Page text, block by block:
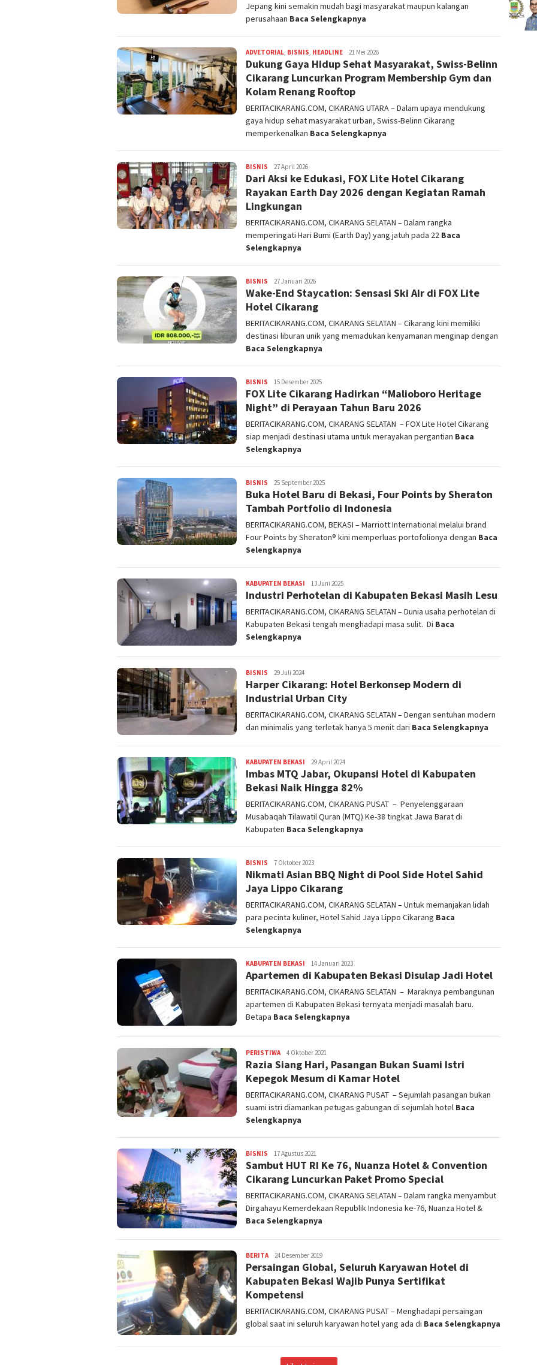
Jepang kini semakin mudah bagi masyarakat maupun kalangan
perusahaan Baca Selengkapnya
ADVETORIAL, BISNIS, HEADLINE admin
21 Mei 2026
Dukung Gaya Hidup Sehat Masyarakat, Swiss-Belinn
Cikarang Luncurkan Program Membership Gym dan
Kolam Renang Rooftop
BERITACIKARANG.COM, CIKARANG UTARA – Dalam upaya mendukung
gaya hidup sehat masyarakat urban, Swiss-Belinn Cikarang
memperkenalkan Baca Selengkapnya
BISNIS admin
27 April 2026
Dari Aksi ke Edukasi, FOX Lite Hotel Cikarang
Rayakan Earth Day 2026 dengan Kegiatan Ramah
Lingkungan
BERITACIKARANG.COM, CIKARANG SELATAN – Dalam rangka
memperingati Hari Bumi (Earth Day) yang jatuh pada 22 Baca
Selengkapnya
BISNIS admin
27 Januari 2026
Wake-End Staycation: Sensasi Ski Air di FOX Lite
Hotel Cikarang
BERITACIKARANG.COM, CIKARANG SELATAN – Cikarang kini memiliki
destinasi liburan unik yang memadukan kenyamanan menginap dengan
Baca Selengkapnya
BISNIS admin
15 Desember 2025
FOX Lite Cikarang Hadirkan “Malioboro Heritage
Night” di Perayaan Tahun Baru 2026
BERITACIKARANG.COM, CIKARANG SELATAN – FOX Lite Hotel Cikarang
siap menjadi destinasi utama untuk merayakan pergantian Baca
Selengkapnya
BISNIS admin
25 September 2025
Buka Hotel Baru di Bekasi, Four Points by Sheraton
Tambah Portfolio di Indonesia
BERITACIKARANG.COM, BEKASI – Marriott International melalui brand
Four Points by Sheraton® kini memperluas portofolionya dengan Baca
Selengkapnya
KABUPATEN BEKASI admin
13 Juni 2025
Industri Perhotelan di Kabupaten Bekasi Masih Lesu
BERITACIKARANG.COM, CIKARANG SELATAN – Dunia usaha perhotelan di
Kabupaten Bekasi tengah menghadapi masa sulit. Di Baca
Selengkapnya
BISNIS admin
29 Juli 2024
Harper Cikarang: Hotel Berkonsep Modern di
Industrial Urban City
BERITACIKARANG.COM, CIKARANG SELATAN – Dengan sentuhan modern
dan minimalis yang terletak hanya 5 menit dari Baca Selengkapnya
KABUPATEN BEKASI admin
29 April 2024
Imbas MTQ Jabar, Okupansi Hotel di Kabupaten
Bekasi Naik Hingga 82%
BERITACIKARANG.COM, CIKARANG PUSAT – Penyelenggaraan
Musabaqah Tilawatil Quran (MTQ) Ke-38 tingkat Jawa Barat di
Kabupaten Baca Selengkapnya
BISNIS admin
7 Oktober 2023
Nikmati Asian BBQ Night di Pool Side Hotel Sahid
Jaya Lippo Cikarang
BERITACIKARANG.COM, CIKARANG SELATAN – Untuk memanjakan lidah
para pecinta kuliner, Hotel Sahid Jaya Lippo Cikarang Baca
Selengkapnya
KABUPATEN BEKASI admin
14 Januari 2023
Apartemen di Kabupaten Bekasi Disulap Jadi Hotel
BERITACIKARANG.COM, CIKARANG SELATAN – Maraknya pembangunan
apartemen di Kabupaten Bekasi ternyata menjadi masalah baru.
Betapa Baca Selengkapnya
PERISTIWAadmin
4 Oktober 2021
Razia Siang Hari, Pasangan Bukan Suami Istri
Kepegok Mesum di Kamar Hotel
BERITACIKARANG.COM, CIKARANG PUSAT – Sejumlah pasangan bukan
suami istri diamankan petugas gabungan di sejumlah hotel Baca
Selengkapnya
BISNIS admin
17 Agustus 2021
Sambut HUT RI Ke 76, Nuanza Hotel & Convention
Cikarang Luncurkan Paket Promo Special
BERITACIKARANG.COM, CIKARANG SELATAN – Dalam rangka menyambut
Dirgahayu Kemerdekaan Republik Indonesia ke-76, Nuanza Hotel &
Baca Selengkapnya
BERITAadmin
24 Desember 2019
Persaingan Global, Seluruh Karyawan Hotel di
Kabupaten Bekasi Wajib Punya Sertifikat
Kompetensi
BERITACIKARANG.COM, CIKARANG PUSAT – Menghadapi persaingan
global saat ini seluruh karyawan hotel yang ada di Baca Selengkapnya